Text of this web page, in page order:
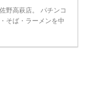
野高萩店。 パチンコ
そば・ラーメンを中